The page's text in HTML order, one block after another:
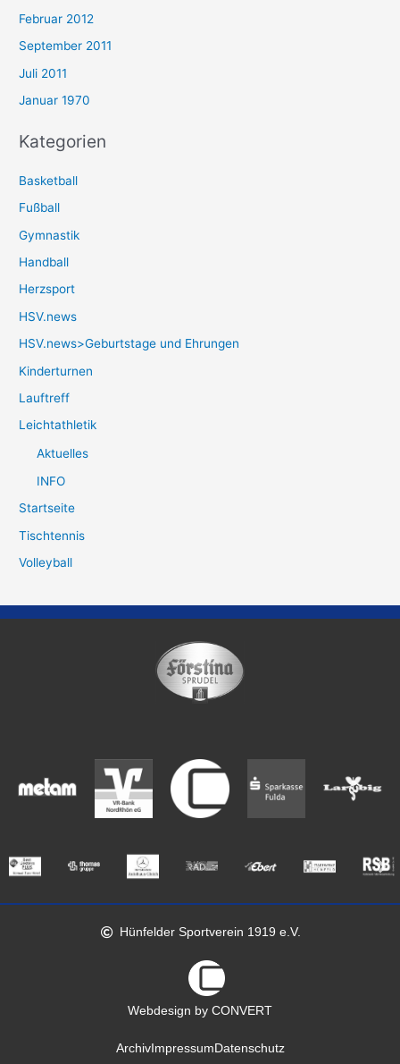
Februar 2012
September 2011
Juli 2011
Januar 1970
Kategorien
Basketball
Fußball
Gymnastik
Handball
Herzsport
HSV.news
HSV.news>Geburtstage und Ehrungen
Kinderturnen
Lauftreff
Leichtathletik
Aktuelles
INFO
Startseite
Tischtennis
Volleyball
Hünfelder Sportverein 1919 e.V.
Webdesign by CONVERT
ArchivImpressum Datenschutz